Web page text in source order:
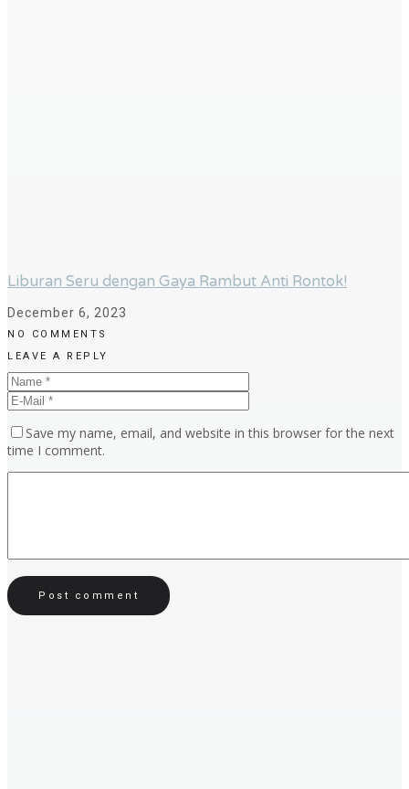
Liburan Seru dengan Gaya Rambut Anti Rontok!
December 6, 2023
NO COMMENTS
LEAVE A REPLY
Save my name, email, and website in this browser for the next
time I comment.